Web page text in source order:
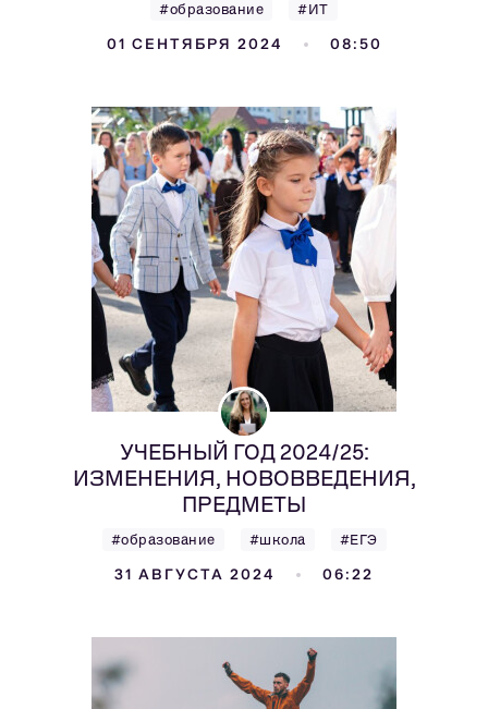
#образование #ИТ
01 СЕНТЯБРЯ 2024 08:50
УЧЕБНЫЙ ГОД 2024/25:
ИЗМЕНЕНИЯ, НОВОВВЕДЕНИЯ,
ПРЕДМЕТЫ
#образование #школа #ЕГЭ
31 АВГУСТА 2024 06:22